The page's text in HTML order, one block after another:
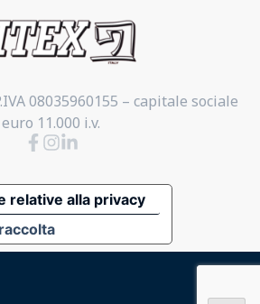
08035960155 – capitale sociale
euro 11.000 i.v.
relative alla privacy